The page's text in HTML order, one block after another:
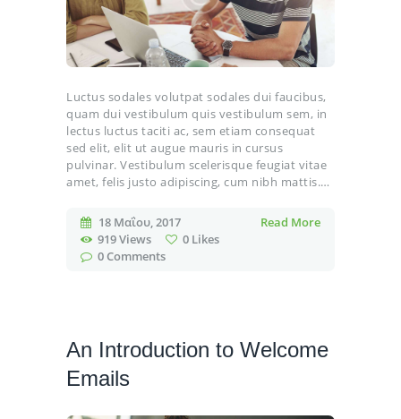
Luctus sodales volutpat sodales dui faucibus,
quam dui vestibulum quis vestibulum sem, in
lectus luctus taciti ac, sem etiam consequat
sed elit, elit ut augue mauris in cursus
pulvinar. Vestibulum scelerisque feugiat vitae
amet, felis justo adipiscing, cum nibh mattis.…
18 Μαΐου, 2017
919Views 0 Likes
0Comments
Read More
An Introduction to Welcome
Emails